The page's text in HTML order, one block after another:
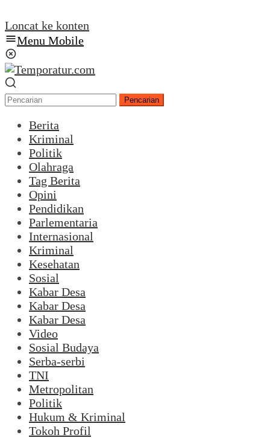
Loncat ke konten
Menu Mobile
Pencarian
Berita
Kriminal
Politik
Olahraga
Tag Berita
Opini
Pendidikan
Parlementaria
Internasional
Kriminal
Kesehatan
Sosial
Kabar Desa
Kabar Desa
Kabar Desa
Video
Sosial Budaya
Serba-serbi
TNI
Metropolitan
Politik
Hukum & Kriminal
Tokoh Profil